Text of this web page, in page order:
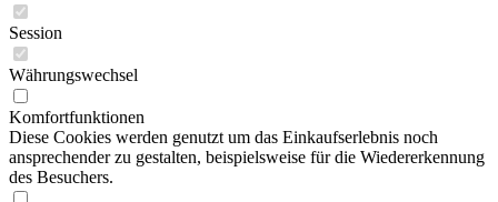
Session
Währungswechsel
Komfortfunktionen
Diese Cookies werden genutzt um das Einkaufserlebnis noch
ansprechender zu gestalten, beispielsweise für die Wiedererkennung
des Besuchers.